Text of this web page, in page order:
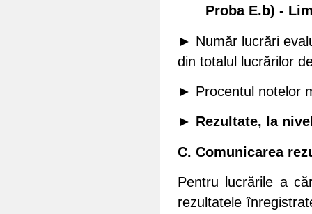
Proba E.b) -
► Număr lucrări
din totalul lucrărilor
► Procentul notelor
► Rezultate, la
C. Comunicarea
Pentru lucrările a
rezultatele